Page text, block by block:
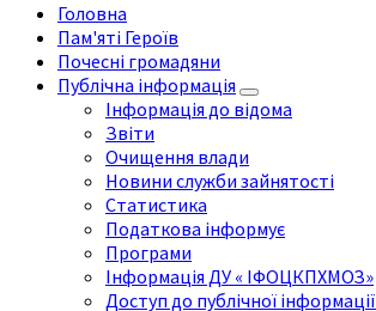
Головна
Пам'яті Героїв
Почесні громадяни
Публічна інформація
Інформація до відома
Звіти
Очищення влади
Новини служби зайнятості
Статистика
Податкова інформує
Програми
Інформація ДУ « ІФОЦКПХМОЗ»
Доступ до публічної інформації